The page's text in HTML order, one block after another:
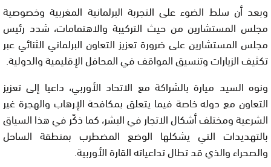
وبعد أن سلط الضوء على التجربة البرلمانية المغربية وخصوصية
مجلس المستشارين من حيث التركيبة والاهتمامات، شدد رئيس
مجلس المستشارين على ضرورة تعزيز التعاون البرلماني الثنائي عبر
تكثيف الزيارات وتنسيق المواقف في المحافل الإقليمية والدولية.
ونوه السيد ميارة بالشراكة مع الاتحاد الأوربي، داعيا إلى تعزيز
التعاون مع دوله خاصة فيما يتعلق بمكافحة الإرهاب والهجرة غير
الشرعية ومختلف أشكال الاتجار في البشر، كما ذكّر في هذا السياق
بالتهديدات التي يشكلها الوضع المضطرب بمنطقة الساحل
والصحراء والذي قد تطال تداعياته القارة الأوربية.